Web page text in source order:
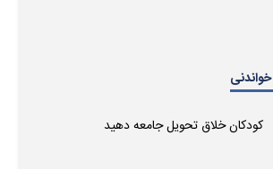
کودکان خلاق تحویل جامعه دهید